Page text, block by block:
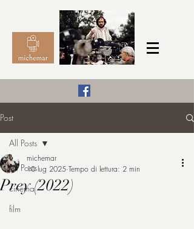
michemar
Post
All Posts
cinema
film
All Posts
Prey (2022)
michemar
10 lug 2025 Tempo di lettura: 2 min